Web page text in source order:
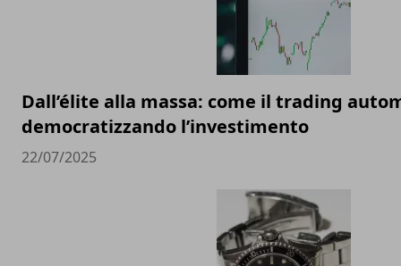
Dall’élite alla massa: come il trading
democratizzando l’investimento
22/07/2025